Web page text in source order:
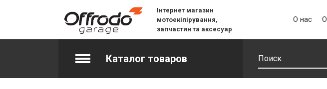
Інтернет магазин
мотоекіпірування,
запчастин та аксесуар
О нас
Каталог товаров